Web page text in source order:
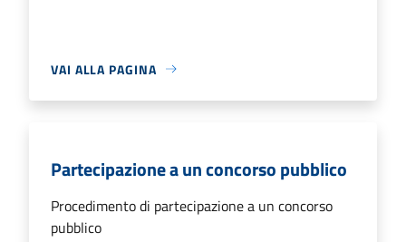
VAI ALLA PAGINA
Partecipazione a un concorso pubblico
Procedimento di partecipazione a un concorso
pubblico